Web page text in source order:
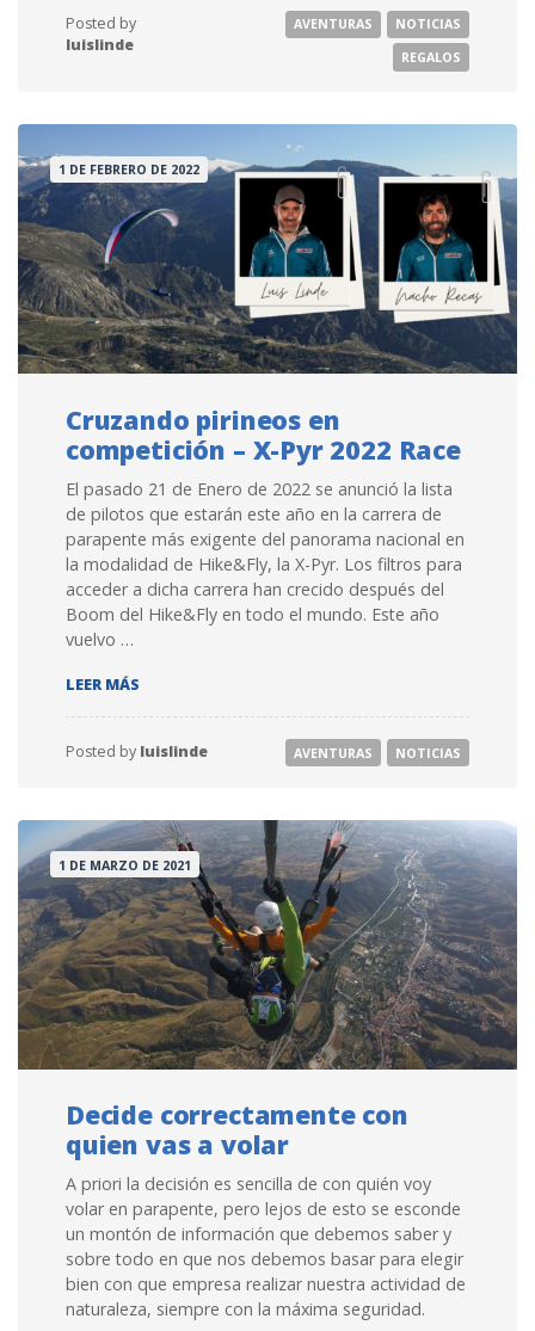
Posted by
luislinde
AVENTURAS
NOTICIAS
REGALOS
1 DE FEBRERO DE 2022
Cruzando pirineos en
competición – X-Pyr 2022 Race
El pasado 21 de Enero de 2022 se anunció la lista
de pilotos que estarán este año en la carrera de
parapente más exigente del panorama nacional en
la modalidad de Hike&Fly, la X-Pyr. Los filtros para
acceder a dicha carrera han crecido después del
Boom del Hike&Fly en todo el mundo. Este año
vuelvo …
LEER MÁS
Posted by luislinde AVENTURAS NOTICIAS
1 DE MARZO DE 2021
Decide correctamente con
quien vas a volar
A priori la decisión es sencilla de con quién voy
volar en parapente, pero lejos de esto se esconde
un montón de información que debemos saber y
sobre todo en que nos debemos basar para elegir
bien con que empresa realizar nuestra actividad de
naturaleza, siempre con la máxima seguridad.